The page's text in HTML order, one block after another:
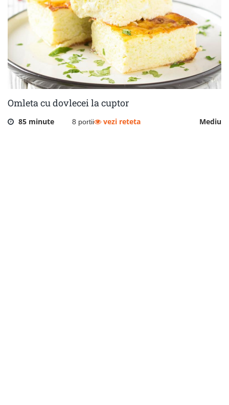
Omleta cu dovlecei la cuptor
85 minute 8 portii Mediu
vezi reteta